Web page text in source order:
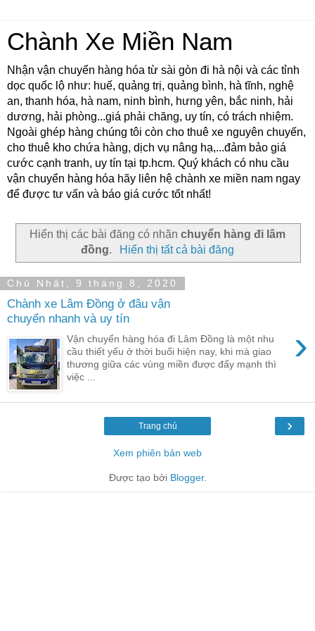
Chành Xe Miền Nam
Nhận vận chuyển hàng hóa từ sài gòn đi hà nội và các tỉnh
dọc quốc lộ như: huế, quảng trị, quảng bình, hà tĩnh, nghệ
an, thanh hóa, hà nam, ninh bình, hưng yên, bắc ninh, hải
dương, hải phòng...giá phải chăng, uy tín, có trách nhiệm.
Ngoài ghép hàng chúng tôi còn cho thuê xe nguyên chuyến,
cho thuê kho chứa hàng, dịch vụ nâng hạ,...đảm bảo giá
cước cạnh tranh, uy tín tại tp.hcm. Quý khách có nhu cầu
vận chuyển hàng hóa hãy liên hệ chành xe miền nam ngay
để được tư vấn và báo giá cước tốt nhất!
Hiển thị các bài đăng có nhãn chuyển hàng đi lâm
đồng. Hiển thị tất cả bài đăng
Chủ Nhật, 9 tháng 8, 2020
Chành xe Lâm Đồng ở đâu vận
chuyển nhanh và uy tín
›
Vận chuyển hàng hóa đi Lâm Đồng là một nhu
cầu thiết yếu ở thời buổi hiện nay, khi mà giao
thương giữa các vùng miền được đẩy mạnh thì
việc ...
›
Trang chủ
Xem phiên bản web
Được tạo bởi Blogger.